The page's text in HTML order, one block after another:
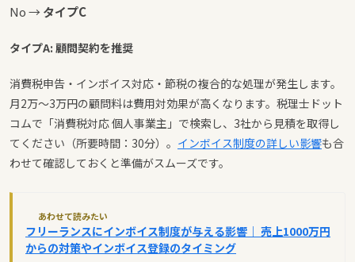
No →タイプC
タイプA: 顧問契約を推奨
消費税申告・インボイス対応・節税の複合的な処理が発生します。
月2万〜3万円の顧問料は費用対効果が高くなります。税理士ドット
コムで「消費税対応 個人事業主」で検索し、3社から見積を取得し
てください（所要時間：30分）。 インボイス制度の詳しい影響も合
わせて確認しておくと準備がスムーズです。
あわせて読みたい
フリーランスにインボイス制度が与える影響｜ 売上1000万円
からの対策やインボイス登録のタイミング